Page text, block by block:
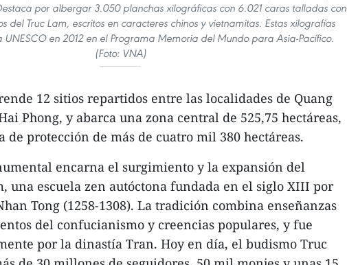
por albergar 3.050 planchas xilográficas con 6.021 caras talladas con
del Truc Lam, escritos en caracteres chinos y vietnamitas. Estas xilografías
UNESCO en 2012 en el Programa Memoria del Mundo para Asia-Pacífico.
(Foto: VNA)
12 sitios repartidos entre las localidades de Quang
Phong, y abarca una zona central de 525,75 hectáreas,
de protección de más de cuatro mil 380 hectáreas.
encarna el surgimiento y la expansión del
una escuela zen autóctona fundada en el siglo XIII por
Tong (1258-1308). La tradición combina enseñanzas
del confucianismo y creencias populares, y fue
por la dinastía Tran. Hoy en día, el budismo Truc